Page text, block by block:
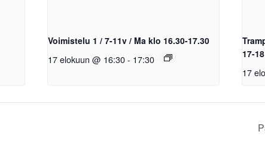
Voimistelu 1 / 7-11v / Ma klo 16.30-17.30
17 elokuun @ 16:30 - 17:30
17-18
17